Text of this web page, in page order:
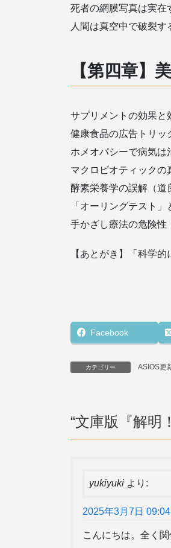
死者の網膜写真は実在
人間は真空中で破裂す
【第四章】
サプリメントの効果と
健康食品の広告トリッ
ホメオパシーで病気は
マクロビオティックの
酵素栄養学の誤解（道
「オーリングテスト
手かざし療法の危険性
【あとがき】「科学
Facebook
カテゴリー ASIOS更
“文庫版『解明
yukiyuki より:
2025年3月7日 09:04
こんにちは。全く